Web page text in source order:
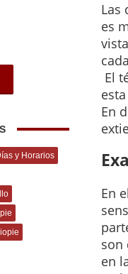
Las
es
El
En
En
son
en
y Horarios